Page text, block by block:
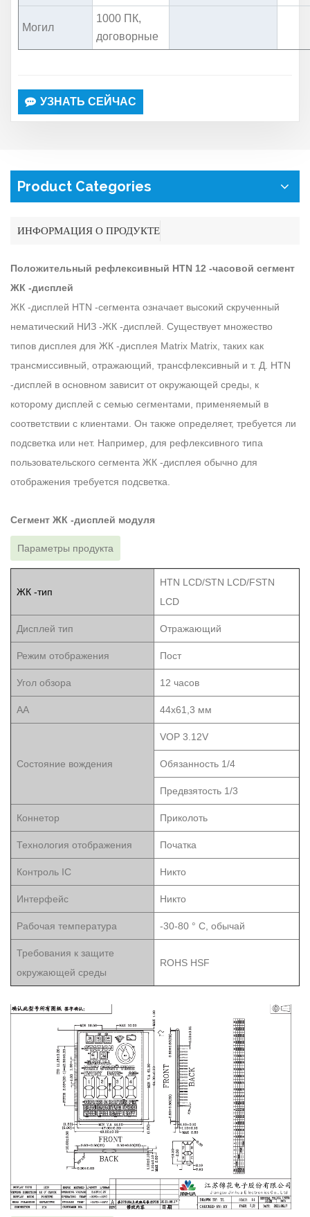
Могил
1000 ПК,
договорные
УЗНАТЬ СЕЙЧАС
Product Categories
ИНФОРМАЦИЯ О ПРОДУКТЕ
Положительный рефлексивный HTN 12 -часовой сегмент
ЖК -дисплей
ЖК -дисплей HTN -сегмента означает высокий скрученный
нематический НИЗ -ЖК -дисплей. Существует множество
типов дисплея для ЖК -дисплея Matrix Matrix, таких как
трансмиссивный, отражающий, трансфлексивный и т. Д. HTN
-дисплей в основном зависит от окружающей среды, к
которому дисплей с семью сегментами, применяемый в
соответствии с клиентами. Он также определяет, требуется ли
подсветка или нет. Например, для рефлексивного типа
пользовательского сегмента ЖК -дисплея обычно для
отображения требуется подсветка.
Сегмент ЖК -дисплей модуля
Параметры продукта
ЖК -тип
HTN LCD/STN LCD/FSTN
LCD
Дисплей тип Отражающий
Режим отображения Пост
Угол обзора 12 часов
AA 44x61,3 мм
Состояние вождения
VOP 3.12V
Обязанность 1/4
Предвзятость 1/3
Коннетор Приколоть
Технология отображения Початка
Контроль IC Никто
Интерфейс Никто
Рабочая температура -30-80 ° C, обычай
Требования к защите
окружающей среды
ROHS HSF